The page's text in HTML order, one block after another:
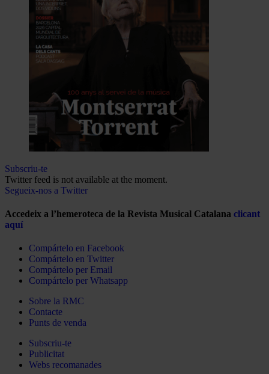
Subscriu-te
Twitter feed is not available at the moment.
Segueix-nos a Twitter
Accedeix a l’hemeroteca de la Revista Musical Catalana clicant
aquí
Compártelo en Facebook
Compártelo en Twitter
Compártelo per Email
Compártelo per Whatsapp
Sobre la RMC
Contacte
Punts de venda
Subscriu-te
Publicitat
Webs recomanades